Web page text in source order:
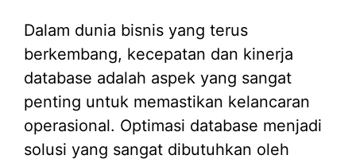
Dalam dunia bisnis yang terus
berkembang, kecepatan dan kinerja
database adalah aspek yang sangat
penting untuk memastikan kelancaran
operasional. Optimasi database menjadi
solusi yang sangat dibutuhkan oleh